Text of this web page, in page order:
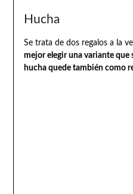
Hucha
Se trata de dos regalos a la
mejor elegir una variante que
hucha quede también como